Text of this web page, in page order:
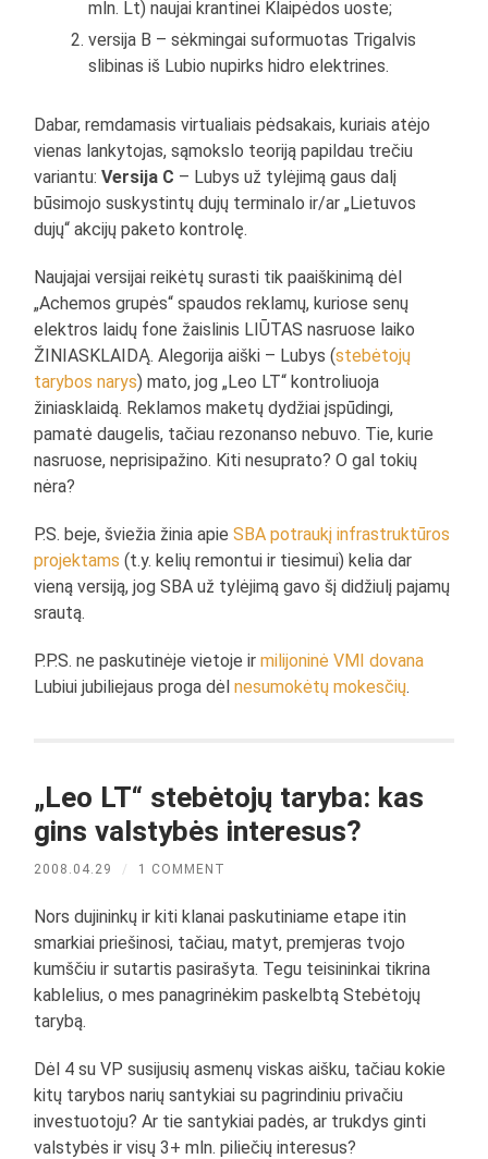
mln. Lt) naujai krantinei Klaipėdos uoste;
versija B – sėkmingai suformuotas Trigalvis
slibinas iš Lubio nupirks hidro elektrines.
Dabar, remdamasis virtualiais pėdsakais, kuriais atėjo
vienas lankytojas, sąmokslo teoriją papildau trečiu
variantu:Versija C – Lubys už tylėjimą gaus dalį
būsimojo suskystintų dujų terminalo ir/ar „Lietuvos
dujų“ akcijų paketo kontrolę.
Naujajai versijai reikėtų surasti tik paaiškinimą dėl
„Achemos grupės“ spaudos reklamų, kuriose senų
elektros laidų fone žaislinis LIŪTAS nasruose laiko
ŽINIASKLAIDĄ. Alegorija aiški – Lubys (stebėtojų
tarybos narys) mato, jog „Leo LT“ kontroliuoja
žiniasklaidą. Reklamos maketų dydžiai įspūdingi,
pamatė daugelis, tačiau rezonanso nebuvo. Tie, kurie
nasruose, neprisipažino. Kiti nesuprato? O gal tokių
nėra?
P.S. beje, šviežia žinia apieSBA potraukį infrastruktūros
projektams (t.y. kelių remontui ir tiesimui) kelia dar
vieną versiją, jog SBA už tylėjimą gavo šį didžiulį pajamų
srautą.
P.P.S. ne paskutinėje vietoje irmilijoninė VMI dovana
Lubiui jubiliejaus proga dėlnesumokėtų mokesčių.
„Leo LT“ stebėtojų taryba: kas
gins valstybės interesus?
2008.04.29 / 1 COMMENT
Nors dujininkų ir kiti klanai paskutiniame etape itin
smarkiai priešinosi, tačiau, matyt, premjeras tvojo
kumščiu ir sutartis pasirašyta. Tegu teisininkai tikrina
kablelius, o mes panagrinėkim paskelbtą Stebėtojų
tarybą.
Dėl 4 su VP susijusių asmenų viskas aišku, tačiau kokie
kitų tarybos narių santykiai su pagrindiniu privačiu
investuotoju? Ar tie santykiai padės, ar trukdys ginti
valstybės ir visų 3+ mln. piliečių interesus?